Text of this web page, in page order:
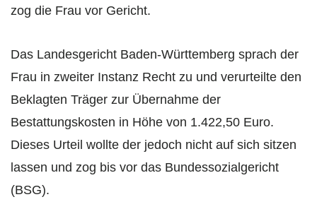
zog die Frau vor Gericht.
Das Landesgericht Baden-Württemberg sprach der
Frau in zweiter Instanz Recht zu und verurteilte den
Beklagten Träger zur Übernahme der
Bestattungskosten in Höhe von 1.422,50 Euro.
Dieses Urteil wollte der jedoch nicht auf sich sitzen
lassen und zog bis vor das Bundessozialgericht
(BSG).